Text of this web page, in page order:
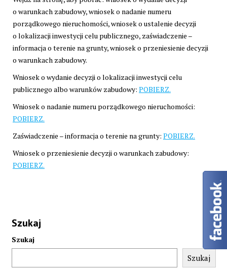
o warunkach zabudowy, wniosek o nadanie numeru
porządkowego nieruchomości, wniosek o ustalenie decyzji
o lokalizacji inwestycji celu publicznego, zaświadczenie –
informacja o terenie na grunty, wniosek o przeniesienie decyzji
o warunkach zabudowy.
Wniosek o wydanie decyzji o lokalizacji inwestycji celu
publicznego albo warunków zabudowy: POBIERZ.
Wniosek o nadanie numeru porządkowego nieruchomości:
POBIERZ.
Zaświadczenie – informacja o terenie na grunty: POBIERZ.
Wniosek o przeniesienie decyzji o warunkach zabudowy:
POBIERZ.
Szukaj
Szukaj
Szukaj